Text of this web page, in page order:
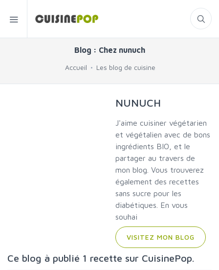
Blog : Chez nunuch
Accueil Les blog de cuisine
NUNUCH
J'aime cuisiner végétarien
et végétalien avec de bons
ingrédients BIO, et le
partager au travers de
mon blog. Vous trouverez
également des recettes
sans sucre pour les
diabétiques. En vous
souhai
VISITEZ MON BLOG
Ce blog à publié 1 recette sur CuisinePop.